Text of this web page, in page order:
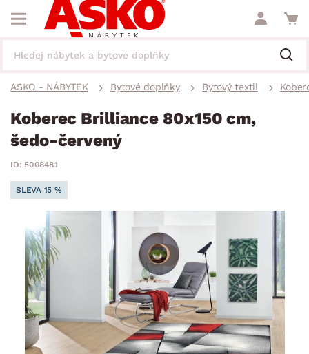
ASKO - NÁBYTEK Bytové doplňky Bytový textil
Koberec Brilliance 80x150 cm,
šedo-červený
ID: 500848.1
SLEVA 15 %